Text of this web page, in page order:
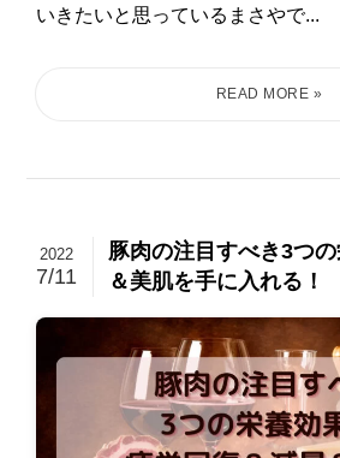
いきたいと思っているまさやで...
豚肉の注目すべき3つ
＆美肌を手に入れる！
2022
7/11